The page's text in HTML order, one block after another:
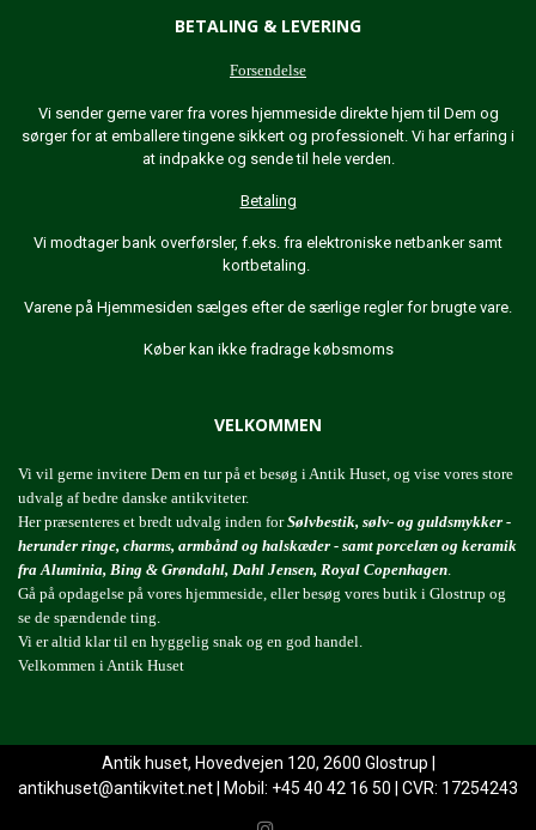
BETALING & LEVERING
Forsendelse
Vi sender gerne varer fra vores hjemmeside direkte hjem til Dem og
sørger for at emballere tingene sikkert og professionelt. Vi har erfaring i
at indpakke og sende til hele verden.
Betaling
Vi modtager bank overførsler, f.eks. fra elektroniske netbanker samt
kortbetaling.
Varene på Hjemmesiden sælges efter de særlige regler for brugte vare.
Køber kan ikke fradrage købsmoms
VELKOMMEN
Vi vil gerne invitere Dem en tur på et besøg i Antik Huset, og vise vores store
udvalg af bedre danske antikviteter.
Her præsenteres et bredt udvalg inden forSølvbestik, sølv- og guldsmykker -
herunder ringe, charms, armbånd og halskæder - samt porcelæn og keramik
fra Aluminia, Bing & Grøndahl, Dahl Jensen, Royal Copenhagen
Gå på opdagelse på vores hjemmeside, eller besøg vores butik i Glostrup og
se de spændende ting.
Vi er altid klar til en hyggelig snak og en god handel.
Velkommen i Antik Huset
Antik huset, Hovedvejen 120, 2600 Glostrup |
antikhuset@antikvitet.net| Mobil: +45 40 42 16 50 | CVR: 17254243